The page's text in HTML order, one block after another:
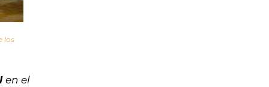
los
en el